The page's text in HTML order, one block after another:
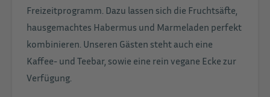
Freizeitprogramm. Dazu lassen sich die Fruchtsäfte,
hausgemachtes Habermus und Marmeladen perfekt
kombinieren. Unseren Gästen steht auch eine
Kaffee- und Teebar, sowie eine rein vegane Ecke zur
Verfügung.